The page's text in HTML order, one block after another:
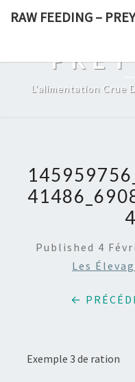
RAW FEEDING –
RAW
L'alimentation Crue
Published 4
Les
←
Exemple 3 de ration